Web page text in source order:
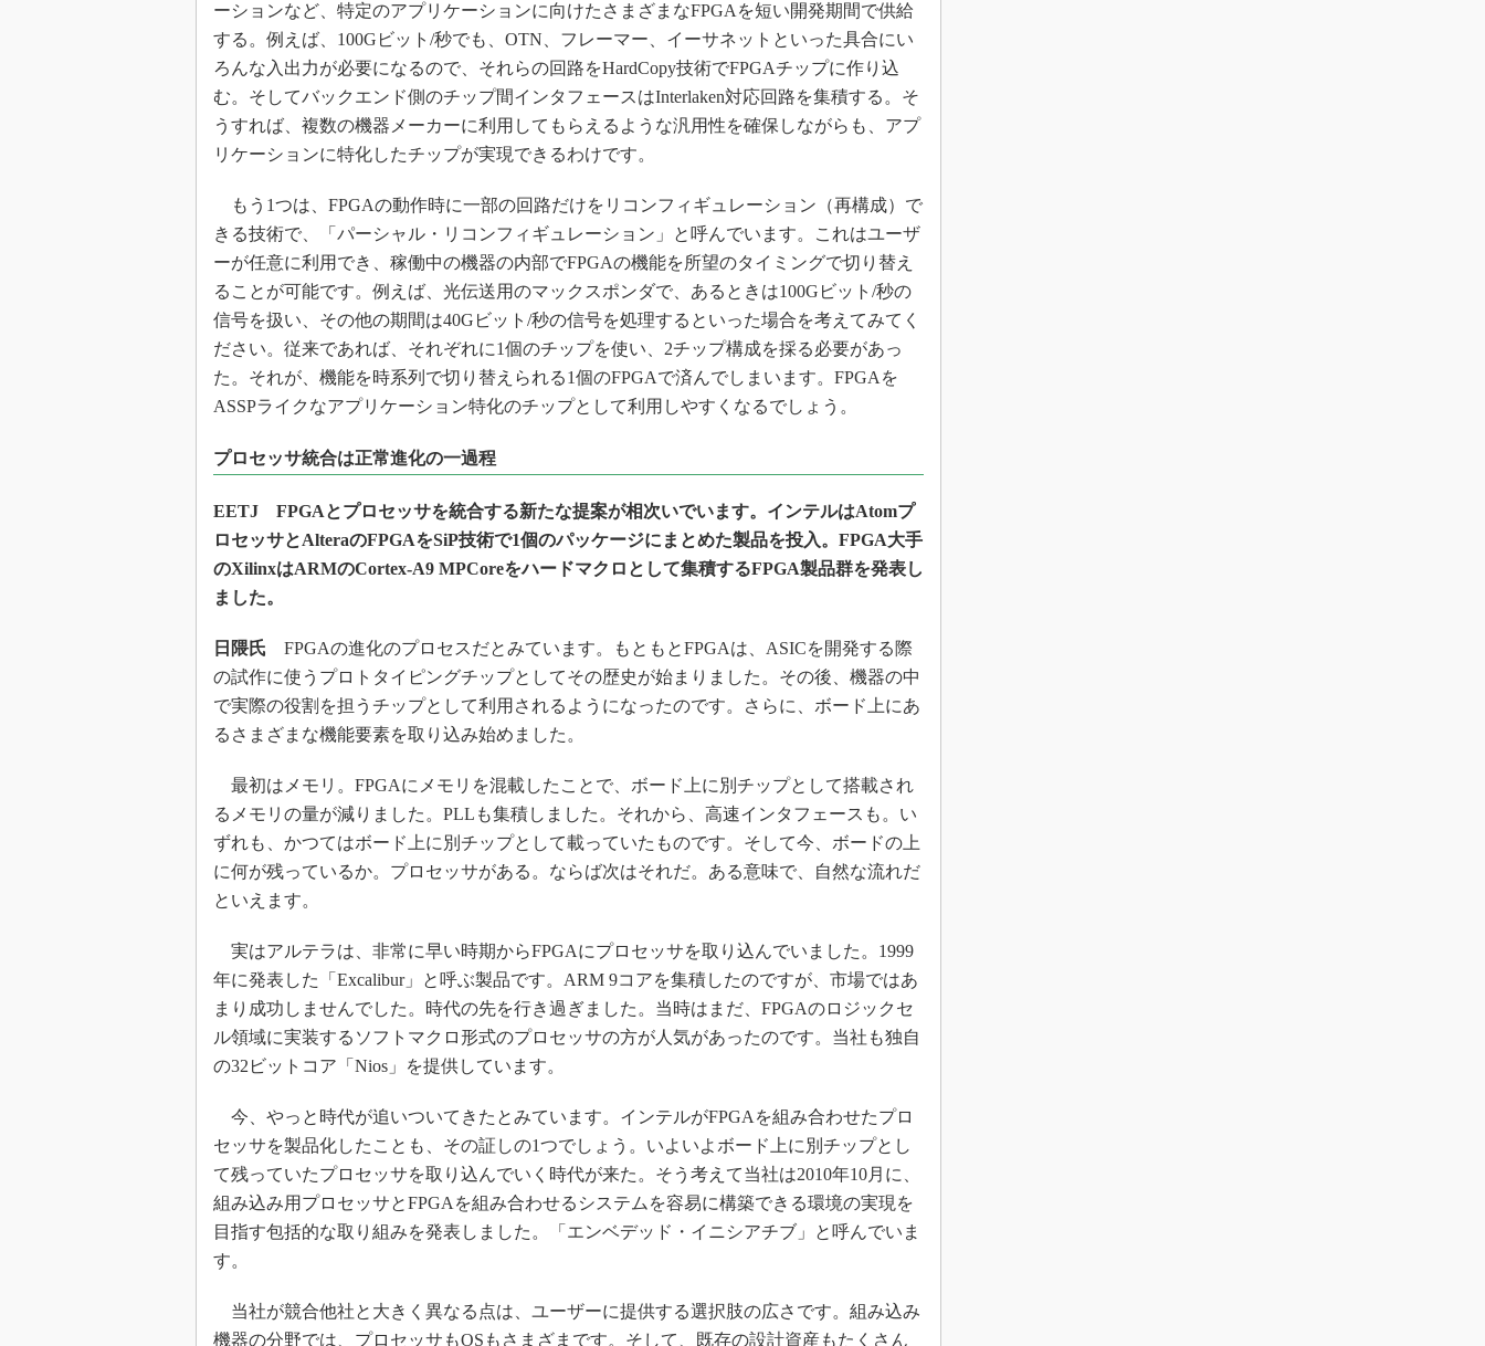
ーションなど、特定のアプリケーションに向けたさまざまなFPGAを短い開発期間で供給
する。例えば、100Gビット/秒でも、OTN、フレーマー、イーサネットといった具合にい
ろんな入出力が必要になるので、それらの回路をHardCopy技術でFPGAチップに作り込
む。そしてバックエンド側のチップ間インタフェースはInterlaken対応回路を集積する。そ
うすれば、複数の機器メーカーに利用してもらえるような汎用性を確保しながらも、アプ
リケーションに特化したチップが実現できるわけです。
もう1つは、FPGAの動作時に一部の回路だけをリコンフィギュレーション（再構成）で
きる技術で、「パーシャル・リコンフィギュレーション」と呼んでいます。これはユーザ
ーが任意に利用でき、稼働中の機器の内部でFPGAの機能を所望のタイミングで切り替え
ることが可能です。例えば、光伝送用のマックスポンダで、あるときは100Gビット/秒の
信号を扱い、その他の期間は40Gビット/秒の信号を処理するといった場合を考えてみてく
ださい。従来であれば、それぞれに1個のチップを使い、2チップ構成を採る必要があっ
た。それが、機能を時系列で切り替えられる1個のFPGAで済んでしまいます。FPGAを
ASSPライクなアプリケーション特化のチップとして利用しやすくなるでしょう。
プロセッサ統合は正常進化の一過程
EETJ FPGAとプロセッサを統合する新たな提案が相次いでいます。インテルはAtomプ
ロセッサとAlteraのFPGAをSiP技術で1個のパッケージにまとめた製品を投入。FPGA大手
のXilinxはARMのCortex-A9 MPCoreをハードマクロとして集積するFPGA製品群を発表し
ました。
日隈氏 FPGAの進化のプロセスだとみています。もともとFPGAは、ASICを開発する際
の試作に使うプロトタイピングチップとしてその歴史が始まりました。その後、機器の中
で実際の役割を担うチップとして利用されるようになったのです。さらに、ボード上にあ
るさまざまな機能要素を取り込み始めました。
最初はメモリ。FPGAにメモリを混載したことで、ボード上に別チップとして搭載され
るメモリの量が減りました。PLLも集積しました。それから、高速インタフェースも。い
ずれも、かつてはボード上に別チップとして載っていたものです。そして今、ボードの上
に何が残っているか。プロセッサがある。ならば次はそれだ。ある意味で、自然な流れだ
といえます。
実はアルテラは、非常に早い時期からFPGAにプロセッサを取り込んでいました。1999
年に発表した「Excalibur」と呼ぶ製品です。ARM 9コアを集積したのですが、市場ではあ
まり成功しませんでした。時代の先を行き過ぎました。当時はまだ、FPGAのロジックセ
ル領域に実装するソフトマクロ形式のプロセッサの方が人気があったのです。当社も独自
の32ビットコア「Nios」を提供しています。
今、やっと時代が追いついてきたとみています。インテルがFPGAを組み合わせたプロ
セッサを製品化したことも、その証しの1つでしょう。いよいよボード上に別チップとし
て残っていたプロセッサを取り込んでいく時代が来た。そう考えて当社は2010年10月に、
組み込み用プロセッサとFPGAを組み合わせるシステムを容易に構築できる環境の実現を
目指す包括的な取り組みを発表しました。「エンベデッド・イニシアチブ」と呼んでいま
す。
当社が競合他社と大きく異なる点は、ユーザーに提供する選択肢の広さです。組み込み
機器の分野では、プロセッサもOSもさまざまです。そして、既存の設計資産もたくさん